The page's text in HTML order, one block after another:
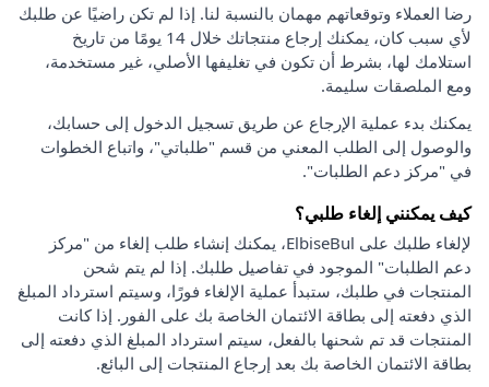
رضا العملاء وتوقعاتهم مهمان بالنسبة لنا. إذا لم تكن راضيًا عن طلبك
لأي سبب كان، يمكنك إرجاع منتجاتك خلال 14 يومًا من تاريخ
استلامك لها، بشرط أن تكون في تغليفها الأصلي، غير مستخدمة،
ومع الملصقات سليمة.
يمكنك بدء عملية الإرجاع عن طريق تسجيل الدخول إلى حسابك،
والوصول إلى الطلب المعني من قسم "طلباتي"، واتباع الخطوات
في "مركز دعم الطلبات".
كيف يمكنني إلغاء طلبي؟
لإلغاء طلبك على ElbiseBul، يمكنك إنشاء طلب إلغاء من "مركز
دعم الطلبات" الموجود في تفاصيل طلبك. إذا لم يتم شحن
المنتجات في طلبك، ستبدأ عملية الإلغاء فورًا، وسيتم استرداد المبلغ
الذي دفعته إلى بطاقة الائتمان الخاصة بك على الفور. إذا كانت
المنتجات قد تم شحنها بالفعل، سيتم استرداد المبلغ الذي دفعته إلى
بطاقة الائتمان الخاصة بك بعد إرجاع المنتجات إلى البائع.